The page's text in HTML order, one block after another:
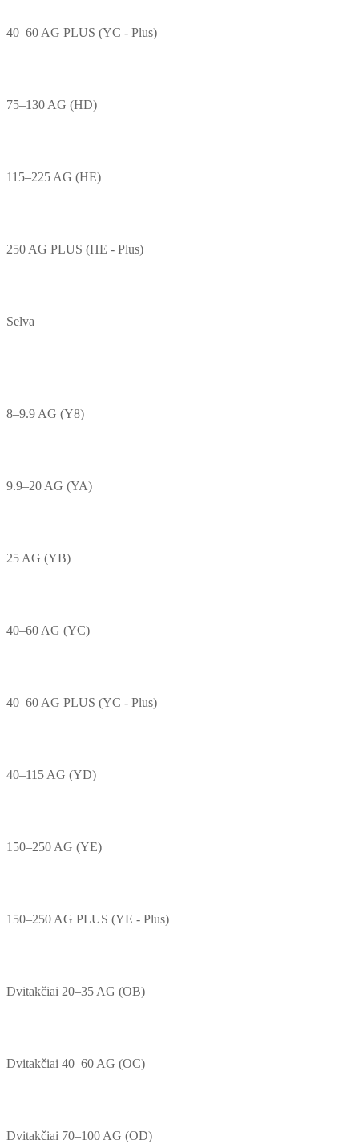
40–60 AG PLUS (YC - Plus)
75–130 AG (HD)
115–225 AG (HE)
250 AG PLUS (HE - Plus)
Selva
8–9.9 AG (Y8)
9.9–20 AG (YA)
25 AG (YB)
40–60 AG (YC)
40–60 AG PLUS (YC - Plus)
40–115 AG (YD)
150–250 AG (YE)
150–250 AG PLUS (YE - Plus)
Dvitakčiai 20–35 AG (OB)
Dvitakčiai 40–60 AG (OC)
Dvitakčiai 70–100 AG (OD)